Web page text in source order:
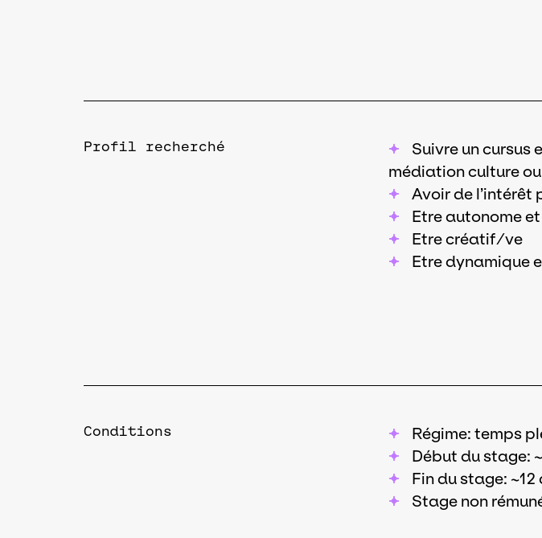
Profil recherché
Suivre un cursus
médiation culture
Avoir de l’intérêt
Etre autonome
Etre créatif/ve
Etre dynamique
Conditions
Régime: temps
Début du stage:
Fin du stage:
Stage non